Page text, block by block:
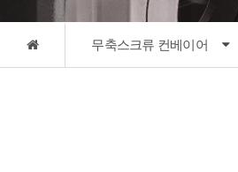
무축스크류 컨베이어